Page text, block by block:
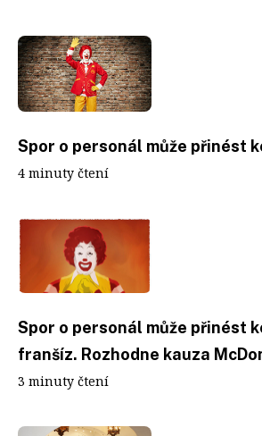
Spor o personál může přinést
4 minuty čtení
Spor o personál může přinést
franšíz. Rozhodne kauza
3 minuty čtení